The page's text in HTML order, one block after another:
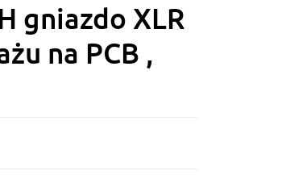
gniazdo XLR
na PCB ,